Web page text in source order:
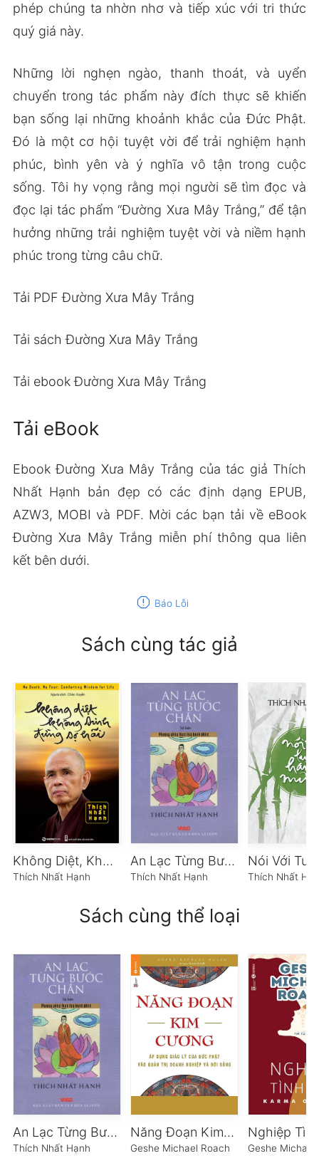
phép chúng ta nhờn nhơ và tiếp xúc với tri thức
quý giá này.
Những lời nghẹn ngào, thanh thoát, và uyển
chuyển trong tác phẩm này đích thực sẽ khiến
bạn sống lại những khoảnh khắc của Đức Phật.
Đó là một cơ hội tuyệt vời để trải nghiệm hạnh
phúc, bình yên và ý nghĩa vô tận trong cuộc
sống. Tôi hy vọng rằng mọi người sẽ tìm đọc và
đọc lại tác phẩm “Đường Xưa Mây Trắng,” để tận
hưởng những trải nghiệm tuyệt vời và niềm hạnh
phúc trong từng câu chữ.
Tải PDF Đường Xưa Mây Trắng
Tải sách Đường Xưa Mây Trắng
Tải ebook Đường Xưa Mây Trắng
Tải eBook
Ebook Đường Xưa Mây Trắng của tác giả Thích
Nhất Hạnh bản đẹp có các định dạng EPUB,
AZW3, MOBI và PDF. Mời các bạn tải về eBook
Đường Xưa Mây Trắng miễn phí thông qua liên
kết bên dưới.
report Báo Lỗi
Sách cùng tác giả
Không Diệt, Không Sinh, Đừng Sợ Hãi
Thích Nhất Hạnh
An Lạc Từng Bước Chân
Thích Nhất Hạnh Thích Nhất
Sách cùng thể loại
An Lạc Từng Bước Chân
Thích Nhất Hạnh
Năng Đoạn Kim Cương
Geshe Michael Roach
Nghiệp
Geshe Michael